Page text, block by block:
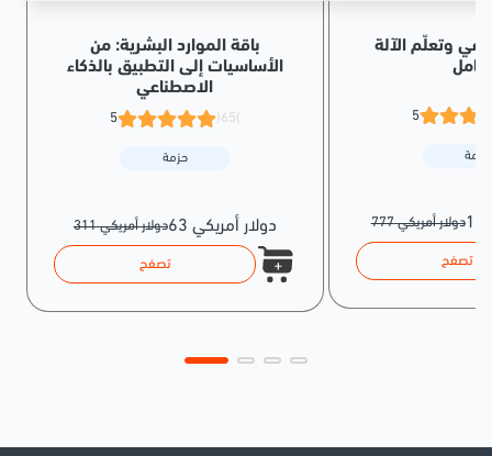
باقة الموارد البشرية: من
الأساسيات إلى التطبيق بالذكاء
الاصطناعي
5
حزمة
311 دولار أمريكي 63 دولار أمريكي
تصفح
وتعلّم الآلة
5
حزمة
777 دولار أمريكي
تصفح